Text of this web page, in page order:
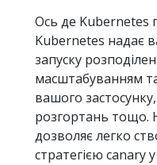
Ось де Kubernetes
Kubernetes надає
запуску
масштабуванням
вашого
розгортань тощо.
дозволяє легко
стратегією canary